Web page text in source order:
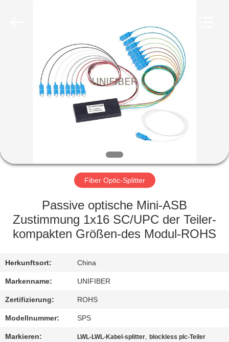
PRODUKTE
FABRIK-
QUALITÄTSKONTROLLE
SIE
MIT
UNS
IN
VERBINDUNG
Fiber Optic-Splitter
Passive optische Mini-ASB
Zustimmung 1x16 SC/UPC der Teiler-
kompakten Größen-des Modul-ROHS
Herkunftsort: China
Markenname: UNIFIBER
Zertifizierung: ROHS
Modellnummer: SPS
Markieren: LWL-LWL-Kabel-splitter,blockless plc-Teiler